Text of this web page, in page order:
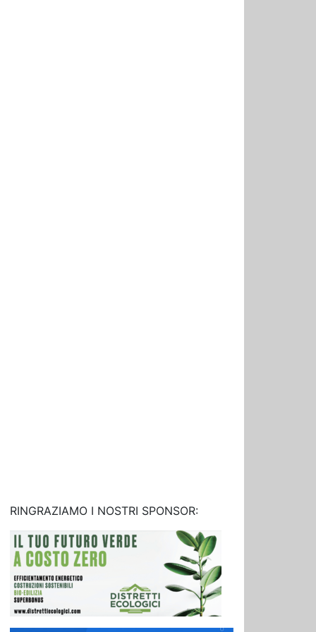
RINGRAZIAMO I NOSTRI SPONSOR: